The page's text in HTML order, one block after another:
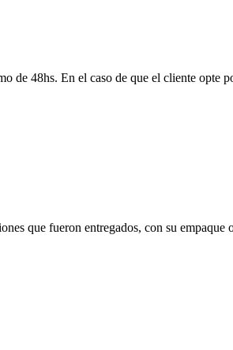
de 48hs. En el caso de que el cliente opte
que fueron entregados, con su empaque